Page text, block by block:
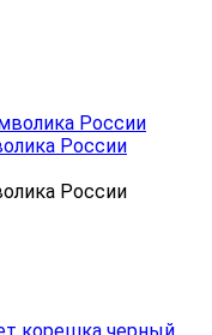
России
России